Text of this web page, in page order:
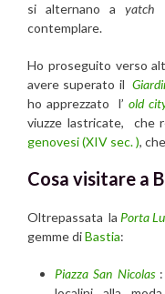
si alternano a yatch
contemplare.
Ho proseguito verso
avere superato il
ho apprezzato l’old
viuzze lastricate, che
genovesi (XIV sec. ),
Cosa visitare a
Oltrepassata la Porta
gemme diBastia:
Piazza San Nicolas: